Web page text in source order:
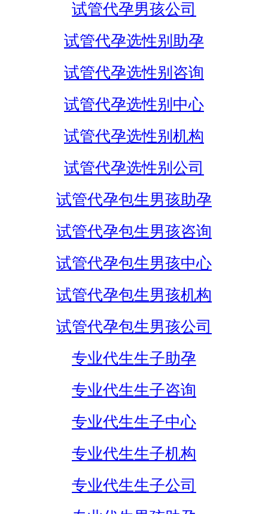
试管代孕男孩公司
试管代孕选性别助孕
试管代孕选性别咨询
试管代孕选性别中心
试管代孕选性别机构
试管代孕选性别公司
试管代孕包生男孩助孕
试管代孕包生男孩咨询
试管代孕包生男孩中心
试管代孕包生男孩机构
试管代孕包生男孩公司
专业代生生子助孕
专业代生生子咨询
专业代生生子中心
专业代生生子机构
专业代生生子公司